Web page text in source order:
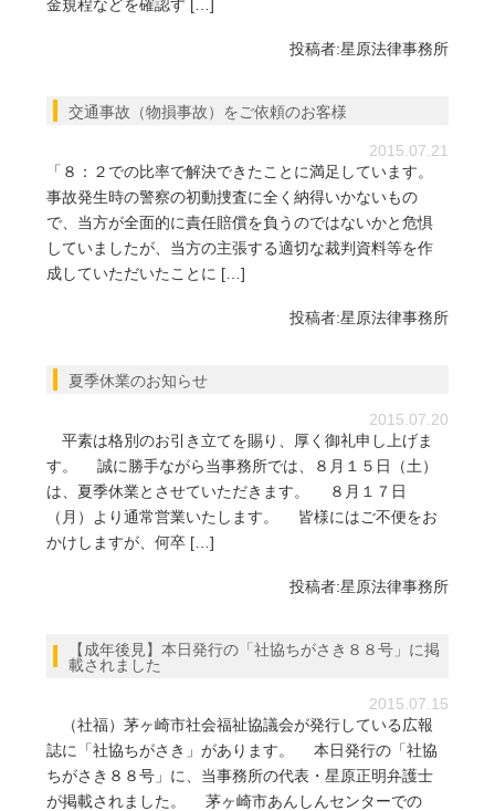
金規程などを確認す […]
投稿者:星原法律事務所
交通事故（物損事故）をご依頼のお客様
2015.07.21
「８：２での比率で解決できたことに満足しています。
事故発生時の警察の初動捜査に全く納得いかないもの
で、当方が全面的に責任賠償を負うのではないかと危惧
していましたが、当方の主張する適切な裁判資料等を作
成していただいたことに […]
投稿者:星原法律事務所
夏季休業のお知らせ
2015.07.20
平素は格別のお引き立てを賜り、厚く御礼申し上げま
す。 誠に勝手ながら当事務所では、８月１５日（土）
は、夏季休業とさせていただきます。 ８月１７日
（月）より通常営業いたします。 皆様にはご不便をお
かけしますが、何卒 […]
投稿者:星原法律事務所
【成年後見】本日発行の「社協ちがさき８８号」に掲
載されました
2015.07.15
（社福）茅ヶ崎市社会福祉協議会が発行している広報
誌に「社協ちがさき」があります。 本日発行の「社協
ちがさき８８号」に、当事務所の代表・星原正明弁護士
が掲載されました。 茅ヶ崎市あんしんセンターでの